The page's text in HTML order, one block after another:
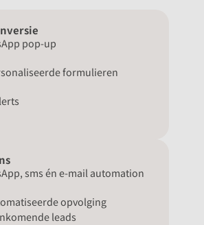
pop-up
formulieren
sms én e-mail automation
opvolging
leads